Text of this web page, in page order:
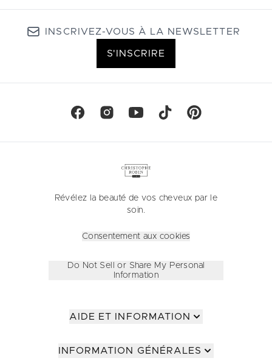
INSCRIVEZ-VOUS À LA NEWSLETTER
S'INSCRIRE
Révélez la beauté de vos cheveux par le
soin.
Consentement aux cookies
Do Not Sell or Share My Personal
Information
AIDE ET INFORMATION
INFORMATION GÉNÉRALES